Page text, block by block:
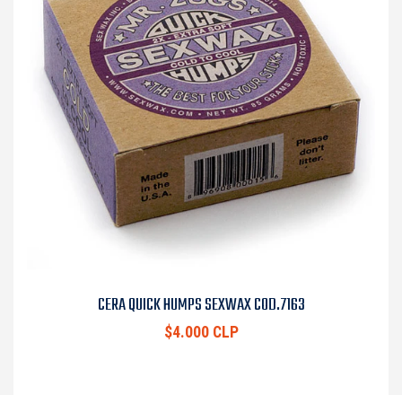
CERA QUICK HUMPS SEXWAX COD.7163
$4.000 CLP